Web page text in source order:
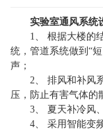
实验室通风系统
1、 根据大楼的
统，管道系统做到“
声；
2、 排风和补风
压，防止有害气体的
3、 夏天补冷风
4、 采用智能变